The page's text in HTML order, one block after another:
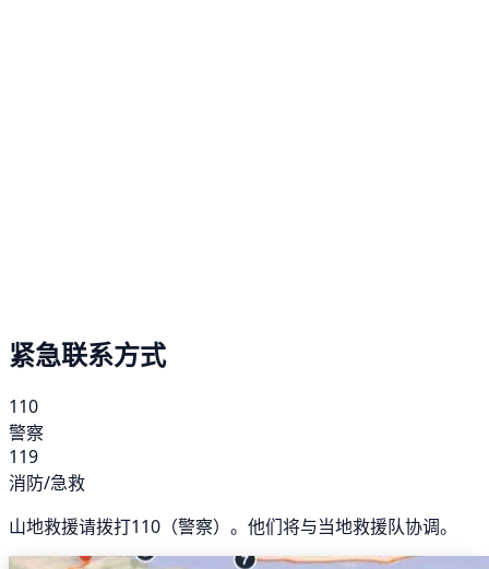
紧急联系方式
110
警察
119
消防/急救
山地救援请拨打110（警察）。他们将与当地救援队协调。